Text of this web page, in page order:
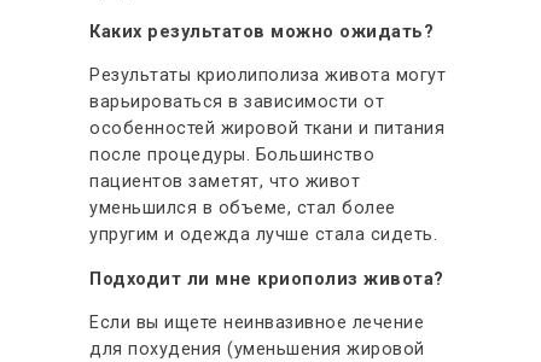
Каких результатов можно ожидать?
Результаты криолиполиза живота могут
варьироваться в зависимости от
особенностей жировой ткани и питания
после процедуры. Большинство
пациентов заметят, что живот
уменьшился в объеме, стал более
упругим и одежда лучше стала сидеть.
Подходит ли мне криополиз живота?
Если вы ищете неинвазивное лечение
для похудения (уменьшения жировой